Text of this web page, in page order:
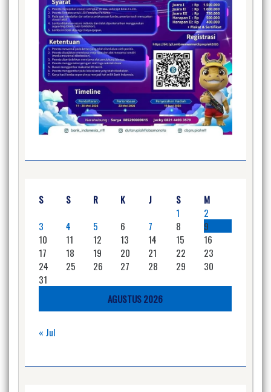
AGUSTUS 2026
S S R K J S
M
1
2
3
4 5 6 7 8
9
10
11 12 13 14 15
16
17
18 19 20 21 22
23
24
25 26 27 28 29
30
31
« Jul